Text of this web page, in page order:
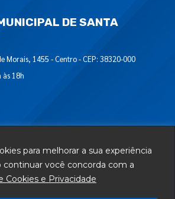
para melhorar a sua experiência
continuar você concorda com a
Cookies e Privacidade
DE SANTA
Morais, 1455 - Centro - CEP: 38320-000
às 18h